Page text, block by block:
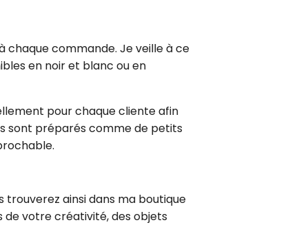
chaque commande. Je veille à ce
en noir et blanc ou en
pour chaque cliente afin
sont préparés comme de petits
trouverez ainsi dans ma boutique
de votre créativité, des objets